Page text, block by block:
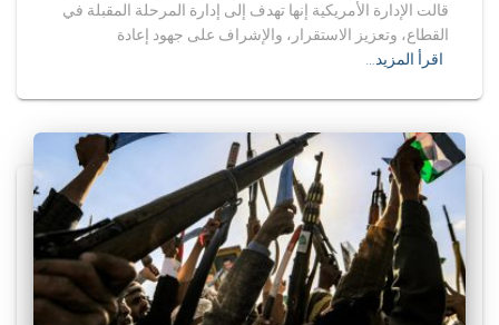
قالت الإدارة الأمريكية إنها تهدف إلى إدارة المرحلة المقبلة في
القطاع، وتعزيز الاستقرار، والإشراف على جهود إعادة
اقرأ المزيد…